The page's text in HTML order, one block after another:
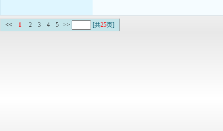
<< 1 2 3 4 5 >> [共25页]